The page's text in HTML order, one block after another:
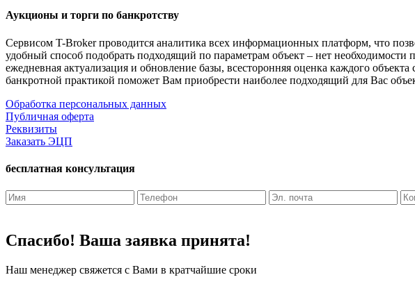
Аукционы и торги по банкротству
Сервисом T-Broker проводится аналитика всех информационных платформ, что
удобный способ подобрать подходящий по параметрам объект – нет
ежедневная актуализация и обновление базы, всесторонняя оценка каждого
банкротной практикой поможет Вам приобрести наиболее подходящий для Вас
Обработка персональных данных
Публичная оферта
Реквизиты
Заказать ЭЦП
бесплатная консультация
Спасибо! Ваша заявка принята!
Наш менеджер свяжется с Вами в кратчайшие сроки